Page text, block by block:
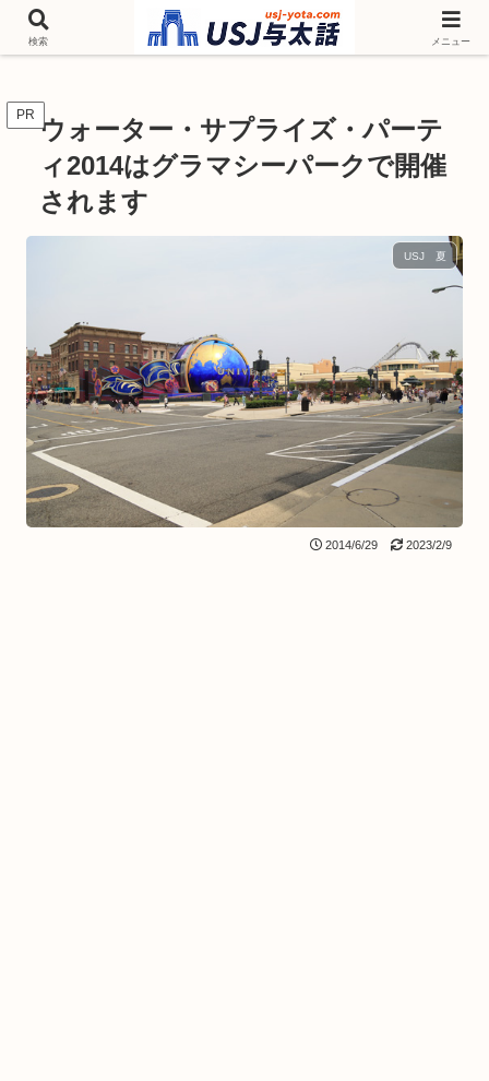
チケットやシーズンイベント ニンテンドーワールド アトラクションなどユニ
バを歩いて情報収集しています
PR ウォーター・サプライズ・パーテ
ィ2014はグラマシーパークで開催
されます
USJ 夏
2014/6/29 2023/2/9
検索 メニュー